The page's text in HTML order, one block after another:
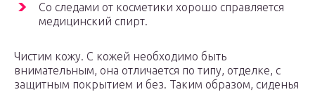
Со следами от косметики хорошо справляется
медицинский спирт.
Чистим кожу. С кожей необходимо быть
внимательным, она отличается по типу, отделке, с
защитным покрытием и без. Таким образом, сиденья